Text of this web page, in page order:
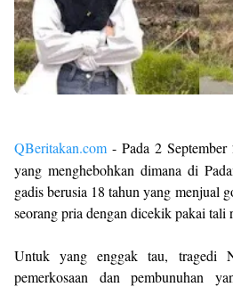
QBeritakan.com - Pada 2
yang menghebohkan dimana di
gadis berusia 18 tahun yang menjual
seorang pria dengan dicekik pakai tali
Untuk yang enggak tau, tragedi
pemerkosaan dan pembunuhan